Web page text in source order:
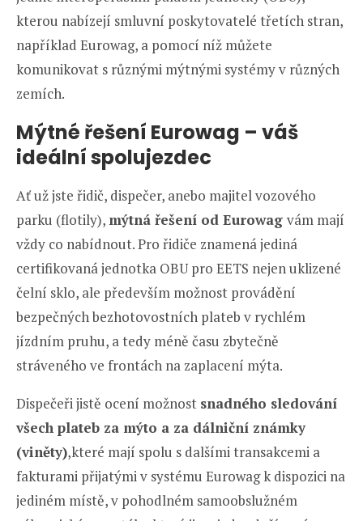
kterou nabízejí smluvní poskytovatelé třetích stran,
například Eurowag, a pomocí níž můžete
komunikovat s různými mýtnými systémy v různých
zemích.
Mýtné řešení Eurowag – váš
ideální spolujezdec
Ať už jste řidič, dispečer, anebo majitel vozového
parku (flotily), mýtná řešení od Eurowag vám mají
vždy co nabídnout. Pro řidiče znamená jediná
certifikovaná jednotka OBU pro EETS nejen uklizené
čelní sklo, ale především možnost provádění
bezpečných bezhotovostních plateb v rychlém
jízdním pruhu, a tedy méně času zbytečně
stráveného ve frontách na zaplacení mýta.
Dispečeři jistě ocení možnost snadného sledování
všech plateb za mýto a za dálniční známky
(viněty),které mají spolu s dalšími transakcemi a
fakturami přijatými v systému Eurowag k dispozici na
jediném místě, v pohodlném samoobslužném